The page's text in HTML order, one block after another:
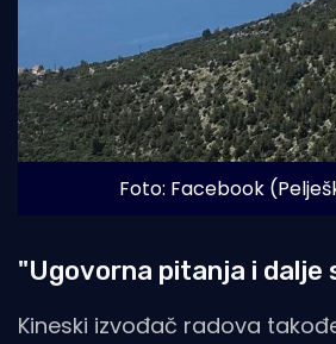
Foto: Facebook
"Ugovorna pitanja i dalje
Kineski izvođač radova